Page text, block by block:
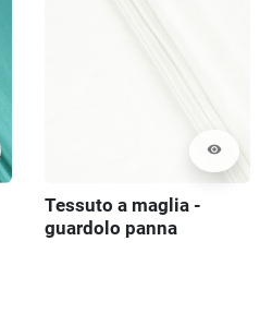
visibility
Tessuto a maglia -
guardolo panna